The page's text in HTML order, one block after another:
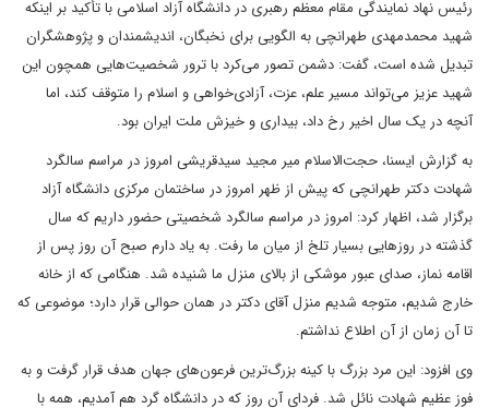
رئیس نهاد نمایندگی مقام معظم رهبری در دانشگاه آزاد اسلامی با تأکید بر اینکه
شهید محمدمهدی طهرانچی به الگویی برای نخبگان، اندیشمندان و پژوهشگران
تبدیل شده است، گفت: دشمن تصور می‌کرد با ترور شخصیت‌هایی همچون این
شهید عزیز می‌تواند مسیر علم، عزت، آزادی‌خواهی و اسلام را متوقف کند، اما
آنچه در یک سال اخیر رخ داد، بیداری و خیزش ملت ایران بود.
به گزارش ایسنا، حجت‌الاسلام میر مجید سیدقریشی امروز در مراسم سالگرد
شهادت دکتر طهرانچی که پیش از ظهر امروز در ساختمان مرکزی دانشگاه آزاد
برگزار شد، اظهار کرد: امروز در مراسم سالگرد شخصیتی حضور داریم که سال
گذشته در روزهایی بسیار تلخ از میان ما رفت. به یاد دارم صبح آن روز پس از
اقامه نماز، صدای عبور موشکی از بالای منزل ما شنیده شد. هنگامی که از خانه
خارج شدیم، متوجه شدیم منزل آقای دکتر در همان حوالی قرار دارد؛ موضوعی که
تا آن زمان از آن اطلاع نداشتم.
وی افزود: این مرد بزرگ با کینه بزرگ‌ترین فرعون‌های جهان هدف قرار گرفت و به
فوز عظیم شهادت نائل شد. فردای آن روز که در دانشگاه گرد هم آمدیم، همه با